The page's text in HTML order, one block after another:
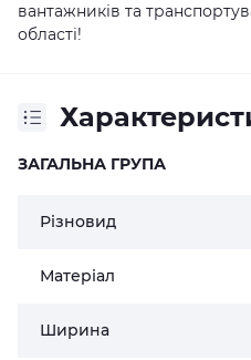
вантажників та
області!
ЗАГАЛЬНА ГРУПА
Різновид
Матеріал
Ширина